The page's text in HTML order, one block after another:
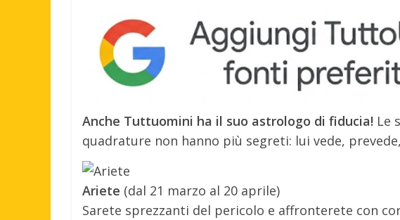
Anche Tuttuomini ha il suo astrologo di fiducia! Le
quadrature non hanno più segreti: lui vede,
Ariete (dal 21 marzo al 20 aprile)
Sarete sprezzanti del pericolo e affronterete con